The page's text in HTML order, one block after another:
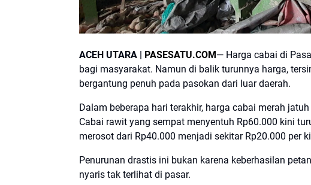
ACEH UTARA | PASESATU.COM— Harga cabai di
bagi masyarakat. Namun di balik turunnya harga,
bergantung penuh pada pasokan dari luar daerah.
Dalam beberapa hari terakhir, harga cabai merah
Cabai rawit yang sempat menyentuh Rp60.000 kini
merosot dari Rp40.000 menjadi sekitar Rp20.000 per
Penurunan drastis ini bukan karena keberhasilan
nyaris tak terlihat di pasar.